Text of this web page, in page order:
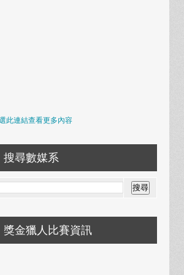
此連結查看更多內容
搜尋數媒系
獎金獵人比賽資訊